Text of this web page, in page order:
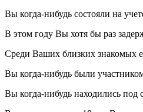
Вы когда-нибудь состояли на
В этом году Вы хотя бы раз
Среди Ваших близких знакомых
Вы когда-нибудь были
Вы когда-нибудь находились под